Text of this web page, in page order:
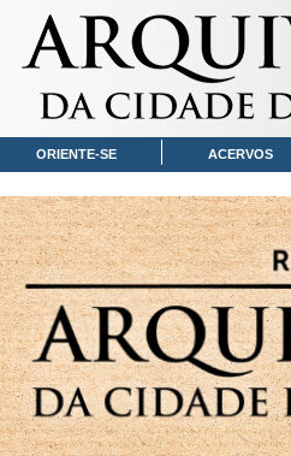
ORIENTE-SE ACERVOS